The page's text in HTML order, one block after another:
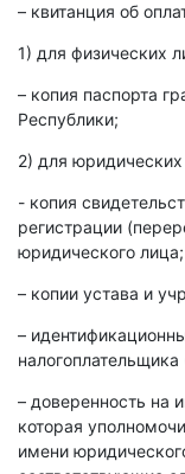
– квитанция об
1) для физических
– копия паспорта
Республики;
2) для
- копия
регистрации
юридического лица;
– копии устава и
–
– доверенность на
которая
имени